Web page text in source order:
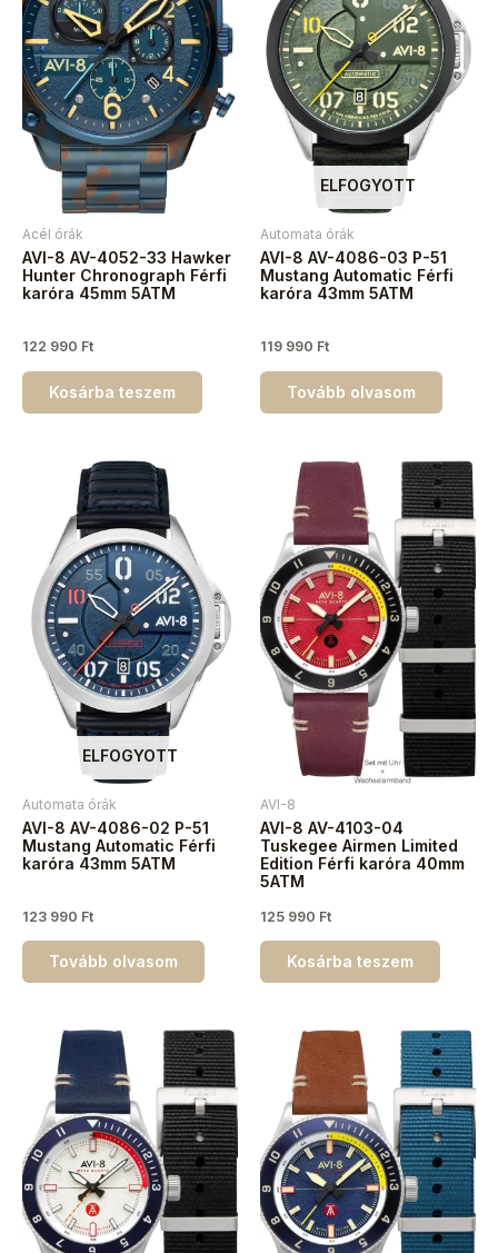
Acél órák
AVI-8 AV-4052-33 Hawker
Hunter Chronograph Férfi
karóra 45mm 5ATM
122 990 Ft
Kosárba teszem
ELFOGYOTT
Automata órák
AVI-8 AV-4086-03 P-51
Mustang Automatic Férfi
karóra 43mm 5ATM
119 990 Ft
Tovább olvasom
ELFOGYOTT
Automata órák
AVI-8 AV-4086-02 P-51
Mustang Automatic Férfi
karóra 43mm 5ATM
123 990 Ft
Tovább olvasom
AVI-8
AVI-8 AV-4103-04
Tuskegee Airmen Limited
Edition Férfi karóra 40mm
5ATM
125 990 Ft
Kosárba teszem